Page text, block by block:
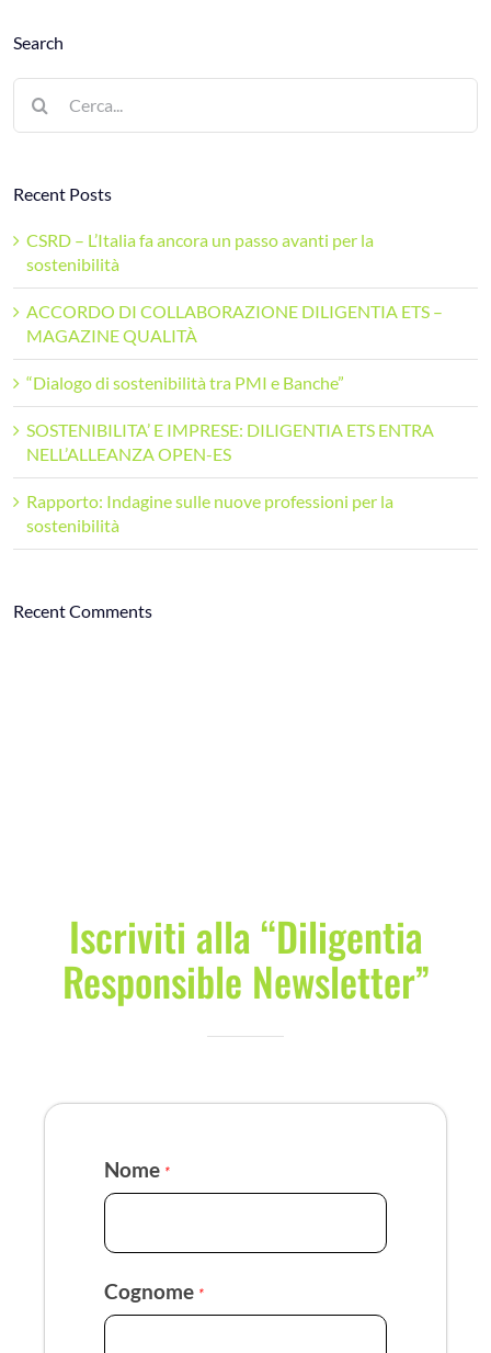
Search
Cerca
per:
Recent Posts
CSRD – L’Italia fa ancora un passo avanti per la
sostenibilità
ACCORDO DI COLLABORAZIONE DILIGENTIA ETS –
MAGAZINE QUALITÀ
“Dialogo di sostenibilità tra PMI e Banche”
SOSTENIBILITA’ E IMPRESE: DILIGENTIA ETS ENTRA
NELL’ALLEANZA OPEN-ES
Rapporto: Indagine sulle nuove professioni per la
sostenibilità
Recent Comments
Iscriviti alla “Diligentia
Responsible Newsletter”
Nome *
Cognome *